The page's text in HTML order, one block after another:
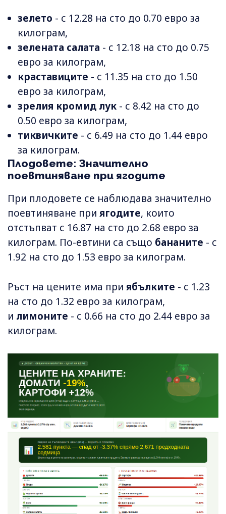
зелето - с 12.28 на сто до 0.70 евро за
килограм,
зелената салата - с 12.18 на сто до 0.75
евро за килограм,
краставиците - с 11.35 на сто до 1.50
евро за килограм,
зрелия кромид лук - с 8.42 на сто до
0.50 евро за килограм,
тиквичките - с 6.49 на сто до 1.44 евро
за килограм.
Плодовете: Значително
поевтиняване при ягодите
При плодовете се наблюдава значително
поевтиняване при ягодите, които
отстъпват с 16.87 на сто до 2.68 евро за
килограм. По-евтини са също бананите - с
1.92 на сто до 1.53 евро за килограм.
Ръст на цените има при ябълките - с 1.23
на сто до 1.32 евро за килограм,
и лимоните - с 0.66 на сто до 2.44 евро за
килограм.